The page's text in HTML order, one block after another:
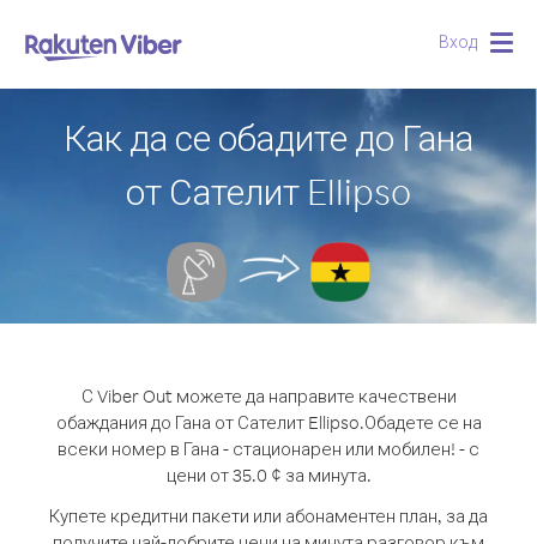
Вход
Как да се обадите до Гана
от Сателит Ellipso
С Viber Out можете да направите качествени
обаждания до Гана от Сателит Ellipso.Обадете се на
всеки номер в Гана - стационарен или мобилен! - с
цени от 35.0 ¢ за минута.
Купете кредитни пакети или абонаментен план, за да